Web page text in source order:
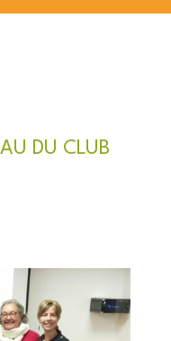
DU CLUB